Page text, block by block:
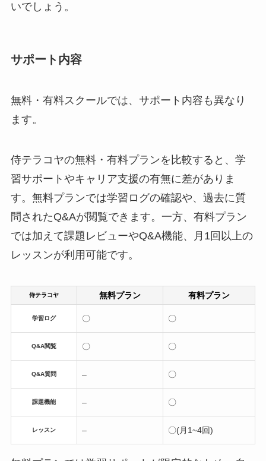
いでしょう。
サポート内容
無料・有料スクールでは、サポート内容も異なり
ます。
侍テラコヤの無料・有料プランを比較すると、学
習サポートやキャリア支援の有無に差がありま
す。無料プランでは学習ログの確認や、過去に質
問されたQ&Aが閲覧できます。一方、有料プラン
では加えて課題レビューやQ&A機能、月1回以上の
レッスンが利用可能です。
侍テラコヤ 無料プラン 有料プラン
学習ログ 〇 〇
Q&A閲覧 〇 〇
Q&A質問 – 〇
課題機能 – 〇
レッスン – 〇(月1~4回)